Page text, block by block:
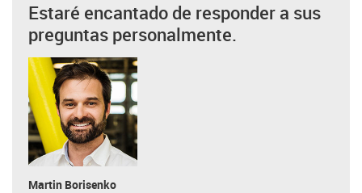
Estaré encantado de responder a sus
preguntas personalmente.
Martin Borisenko